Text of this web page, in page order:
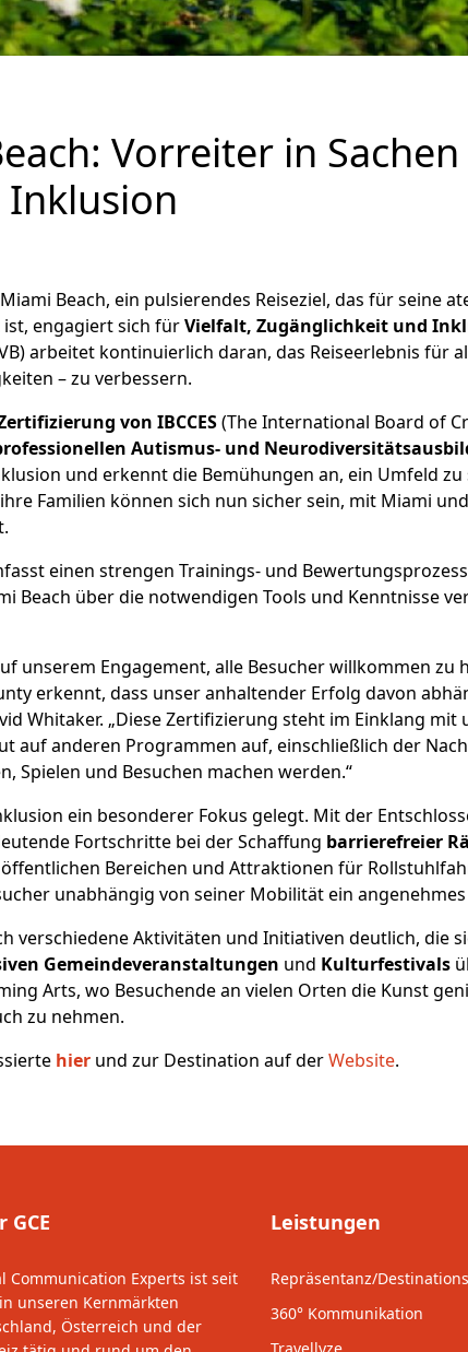
Vorreiter in
Beach, ein pulsierendes Reiseziel, das für seine
engagiert sich fürVielfalt, Zugänglichkeit und
arbeitet kontinuierlich daran, das Reiseerlebnis für
– zu verbessern.
von IBCCES(The International Board of
Autismus- und
und erkennt die Bemühungen an, ein Umfeld
Familien können sich nun sicher sein, mit Miami
einen strengen Trainings- und
Beach über die notwendigen Tools und Kenntnisse
unserem Engagement, alle Besucher willkommen zu
erkennt, dass unser anhaltender Erfolg davon
Whitaker. „Diese Zertifizierung steht im Einklang
auf anderen Programmen auf, einschließlich der
Spielen und Besuchen machen werden.“
ein besonderer Fokus gelegt. Mit der
Fortschritte bei der Schaffung barrierefreier
Bereichen und Attraktionen für
unabhängig von seiner Mobilität ein
verschiedene Aktivitäten und Initiativen deutlich, die
Gemeindeveranstaltungen und Kulturfestivals
Arts, wo Besuchende an vielen Orten die Kunst
zu nehmen.
hier und zur Destination auf derWebsite.
GCE
Communication Experts ist seit
unseren Kernmärkten
Österreich und der
Leistungen
Repräsentanz/
360° Kommunikation